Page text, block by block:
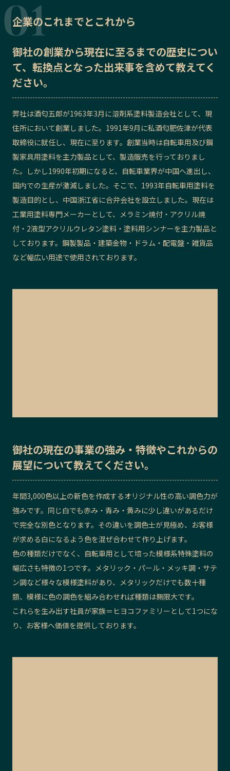
地域豆知識
ニッポンの百選大全集
Sporkle
「人」から探す
記事ライター アンバサダー
お問い合わせ 会社概要
企業のこれまでとこれから
御社の創業から現在に至るまでの歴史につい
て、転換点となった出来事を含めて教えてく
ださい。
弊社は酒匂五郎が1963年3月に溶剤系塗料製造会社として、現
住所において創業しました。1991年9月に私酒匂肥佐津が代表
取締役に就任し、現在に至ります。創業当時は自転車用及び鋼
製家具用塗料を主力製品として、製造販売を行っておりまし
た。しかし1990年初期になると、自転車業界が中国へ進出し、
国内での生産が激減しました。そこで、1993年自転車用塗料を
製造目的とし、中国浙江省に合弁会社を設立しました。現在は
工業用塗料専門メーカーとして、メラミン焼付・アクリル焼
付・2液型アクリルウレタン塗料・塗料用シンナーを主力製品と
しております。鋼製製品・建築金物・ドラム・配電盤・雑貨品
など幅広い用途で使用されております。
御社の現在の事業の強み・特徴やこれからの
展望について教えてください。
年間3,000色以上の新色を作成するオリジナル性の高い調色力が
強みです。同じ白でも赤み・青み・黄みに少し違いがあるだけ
で完全な別色となります。その違いを調色士が見極め、お客様
が求める白になるよう色を混ぜ合わせて作り上げます。
色の種類だけでなく、自転車用として培った模様系特殊塗料の
幅広さも特徴の1つです。メタリック・パール・メッキ調・サテ
ン調など様々な模様塗料があり、メタリックだけでも数十種
類、模様に色の調色を組み合わせれば種類は無限大です。
これらを生み出す社員が家族＝ヒヨコファミリーとして1つにな
り、お客様へ価値を提供しております。